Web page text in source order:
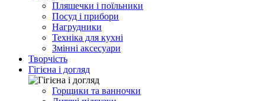
Пляшечки і поїльники
Посуд і прибори
Нагрудники
Техніка для кухні
Змінні аксесуари
Творчість
Гігієна і догляд
Горщики та ванночки